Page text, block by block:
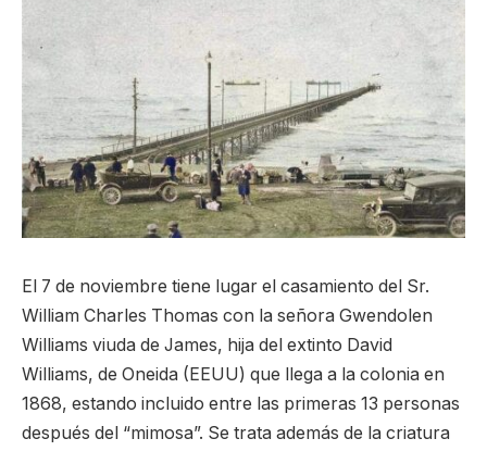
El 7 de noviembre tiene lugar el casamiento del Sr.
William Charles Thomas con la señora Gwendolen
Williams viuda de James, hija del extinto David
Williams, de Oneida (EEUU) que llega a la colonia en
1868, estando incluido entre las primeras 13 personas
después del “mimosa”. Se trata además de la criatura